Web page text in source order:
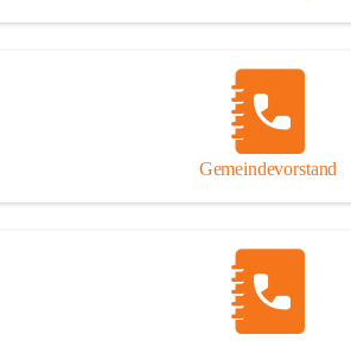
Gemeindevorstand